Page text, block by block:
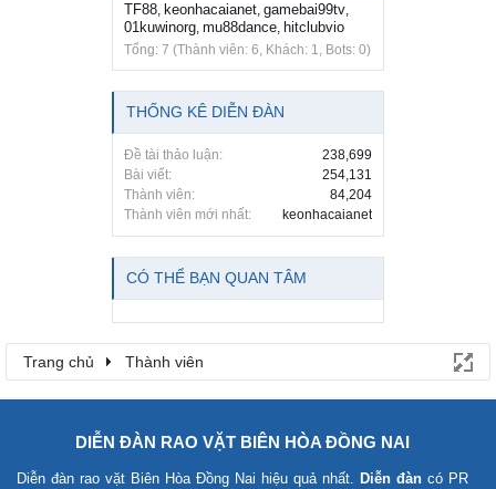
TF88, keonhacaianet, gamebai99tv,
01kuwinorg, mu88dance, hitclubvio
Tổng: 7 (Thành viên: 6, Khách: 1, Bots: 0)
THỐNG KÊ DIỄN ĐÀN
Đề tài thảo luận:
238,699
Bài viết:
254,131
Thành viên:
84,204
Thành viên mới nhất:
keonhacaianet
CÓ THỂ BẠN QUAN TÂM
Trang chủ Thành viên
DIỄN ĐÀN RAO VẶT BIÊN HÒA ĐỒNG NAI
Diễn đàn rao vặt Biên Hòa Đồng Nai hiệu quả nhất. Diễn đàn có PR